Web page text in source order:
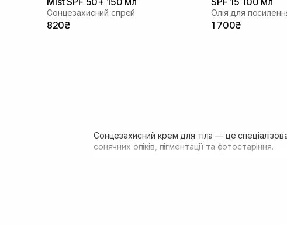
Cонцезахисний спрей
820₴ 1 700₴
Сонцезахисний крем для тіла — це
сонячних опіків, пігментації та фотостаріння.